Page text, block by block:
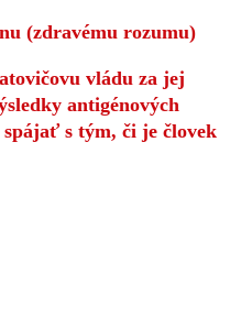
(zdravému rozumu)
vládu za jej
antigénových
s tým, či je človek